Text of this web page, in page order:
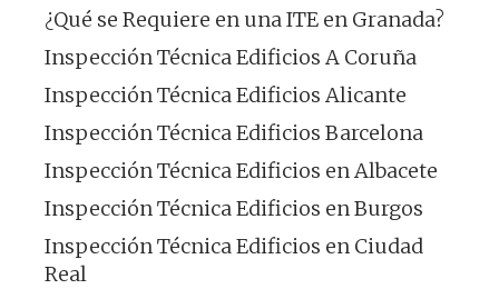
¿Qué se Requiere en una ITE en Granada?
Inspección Técnica Edificios A Coruña
Inspección Técnica Edificios Alicante
Inspección Técnica Edificios Barcelona
Inspección Técnica Edificios en Albacete
Inspección Técnica Edificios en Burgos
Inspección Técnica Edificios en Ciudad
Real